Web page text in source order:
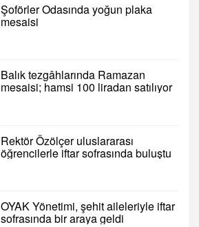
Şoförler Odasında yoğun plaka
mesaisi
Balık tezgâhlarında Ramazan
mesaisi; hamsi 100 liradan satılıyor
Rektör Özölçer uluslararası
öğrencilerle iftar sofrasında buluştu
OYAK Yönetimi, şehit aileleriyle iftar
sofrasında bir araya geldi